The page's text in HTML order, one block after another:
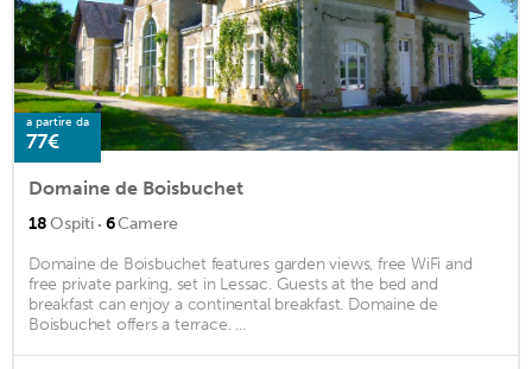
a partire da
77€
Domaine de Boisbuchet
18Ospiti · 6Camere
Domaine de Boisbuchet features garden views, free WiFi and
free private parking, set in Lessac. Guests at the bed and
breakfast can enjoy a continental breakfast. Domaine de
Boisbuchet offers a terrace. ...